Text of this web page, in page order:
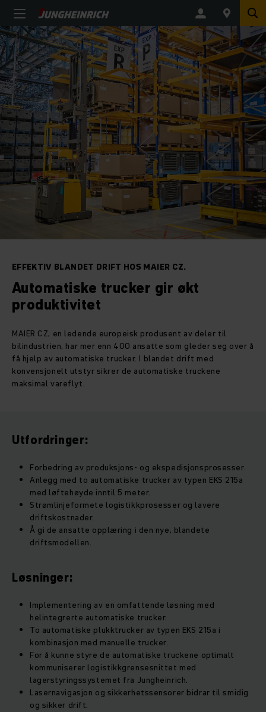
EFFEKTIV BLANDET DRIFT HOS MAIER CZ.
Automatiske trucker gir økt
produktivitet
MAIER CZ, en ledende europeisk produsent av deler til
bilindustrien, har mer enn 400 ansatte som gleder seg over å
få hjelp av automatiske trucker. I blandet drift med
konvensjonelt utstyr sikrer de automatiske truckene
maksimal vareflyt.
Utfordringer:
Forbedring av produksjons- og ekspedisjonsprosesser.
Anlegg med to automatiske trucker av typen EKS 215a
med løftehøyde inntil 5 meter.
Strømlinjeformete logistikkprosesser og lavere
driftskostnader.
Å gi de ansatte opplæring i den nye, blandete
driftsmodellen.
Løsninger:
Implementering av en omfattende løsning med
helintegrerte automatiske trucker.
To automatiske plukktrucker av typen EKS 215a i
kombinasjon med manuelle trucker.
For å kunne styre de automatiske truckene optimalt
kommuniserer logistikkgrensesnittet med
lagerstyringssystemet fra Jungheinrich.
Lasernavigasjon og sikkerhetssensorer bidrar til smidig
og sikker drift.